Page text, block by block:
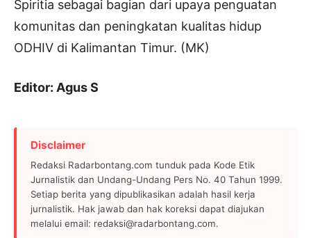
Spiritia sebagai bagian dari upaya penguatan
komunitas dan peningkatan kualitas hidup
ODHIV di Kalimantan Timur. (MK)
Editor: Agus S
Disclaimer
Redaksi Radarbontang.com tunduk pada Kode Etik
Jurnalistik dan Undang-Undang Pers No. 40 Tahun 1999.
Setiap berita yang dipublikasikan adalah hasil kerja
jurnalistik. Hak jawab dan hak koreksi dapat diajukan
melalui email: redaksi@radarbontang.com.